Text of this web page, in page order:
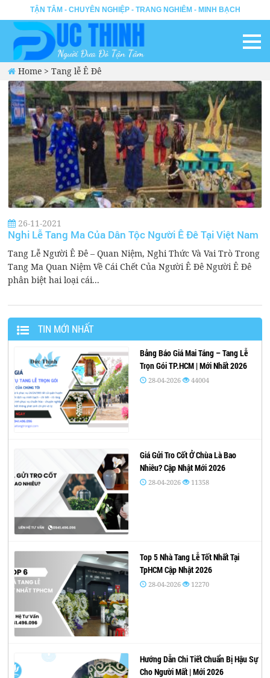
TẬN TÂM - CHUYÊN NGHIỆP - TRANG NGHIÊM - MINH BẠCH
Home >Tang lễ Ê Đê
26-11-2021
Nghi Lễ Tang Ma Của Dân Tộc Người Ê Đê Tại Việt Nam
Tang Lễ Người Ê Đê – Quan Niệm, Nghi Thức Và Vai Trò Trong
Tang Ma Quan Niệm Về Cái Chết Của Người Ê Đê Người Ê Đê
phân biệt hai loại cái...
TIN MỚI NHẤT
Bảng Báo Giá Mai Táng – Tang Lễ
Trọn Gói TP.HCM | Mới Nhất 2026
28-04-2026 44004
Giá Gửi Tro Cốt Ở Chùa Là Bao
Nhiêu? Cập Nhật Mới 2026
28-04-2026 11358
Top 5 Nhà Tang Lễ Tốt Nhất Tại
TpHCM Cập Nhật 2026
28-04-2026 12270
Hướng Dẫn Chi Tiết Chuẩn Bị Hậu Sự
Cho Người Mất | Mới 2026